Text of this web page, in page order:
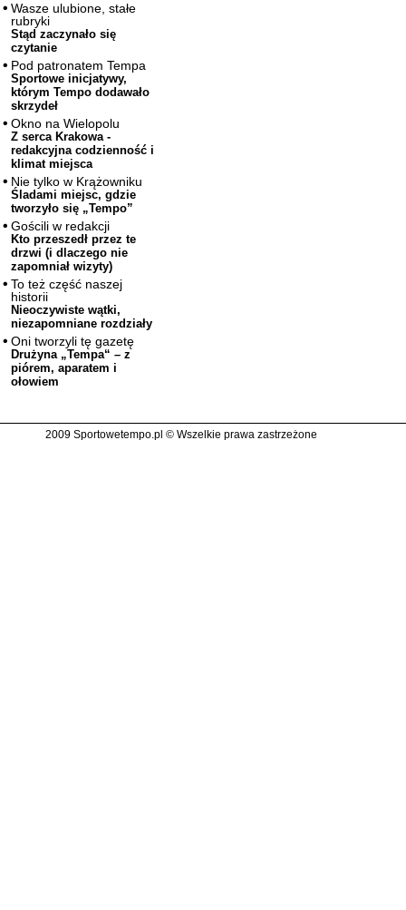
Wasze ulubione, stałe
rubryki
Stąd zaczynało się
czytanie
Pod patronatem Tempa
Sportowe inicjatywy,
którym Tempo dodawało
skrzydeł
Okno na Wielopolu
Z serca Krakowa -
redakcyjna codzienność i
klimat miejsca
Nie tylko w Krążowniku
Śladami miejsc, gdzie
tworzyło się „Tempo”
Gościli w redakcji
Kto przeszedł przez te
drzwi (i dlaczego nie
zapomniał wizyty)
To też część naszej
historii
Nieoczywiste wątki,
niezapomniane rozdziały
Oni tworzyli tę gazetę
Drużyna „Tempa“ – z
piórem, aparatem i
ołowiem
2009 Sportowetempo.pl © Wszelkie prawa zastrzeżone